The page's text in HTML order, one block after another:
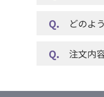
どのよ
注文内